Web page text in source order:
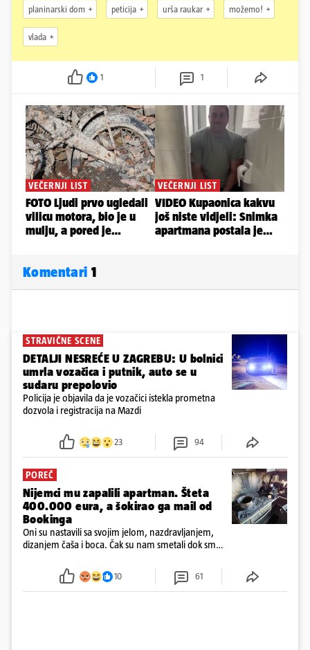
planinarski dom peticija urša raukar možemo!
vlada
1 1
Komentari 1
STRAVIČNE SCENE
DETALJI NESREĆE U ZAGREBU: U bolnici
umrla vozačica i putnik, auto se u
sudaru prepolovio
Policija je objavila da je vozačici istekla prometna
dozvola i registracija na Mazdi
23 94
POREČ
Nijemci mu zapalili apartman. Šteta
400.000 eura, a šokirao ga mail od
Bookinga
Oni su nastavili sa svojim jelom, nazdravljanjem,
dizanjem čaša i boca. Čak su nam smetali dok smo
požar, rekao je vlasnik
10 61